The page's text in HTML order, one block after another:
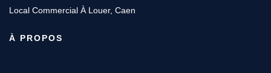
Local Commercial À Louer, Caen
À PROPOS